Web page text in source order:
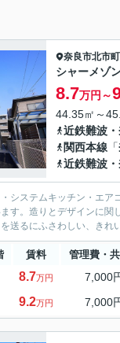
奈良市北市町
シャーメゾ
8.7万円～
44.35㎡～
近鉄難波
関西本線 「
近鉄難波
システムキッチン・エア
す。造りとデザインに
送るにふさわしい、き
賃料 管理費・
8.7万円 7,000
9.2万円 7,000